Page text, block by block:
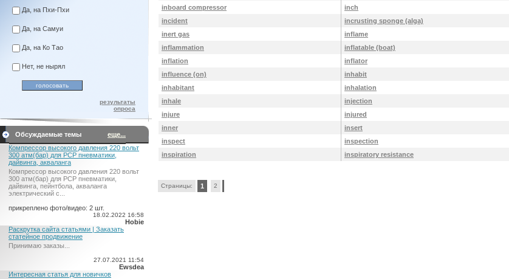
Да, на Пхи-Пхи
Да, на Самуи
Да, на Ко Тао
Нет, не нырял
результаты
опроса
Обсуждаемые темы
еще...
Компрессор высокого давления 220 вольт
300 атм(бар) для PCP пневматики,
дайвинга, акваланга
Компрессор высокого давления 220 вольт
300 атм(бар) для PCP пневматики,
дайвинга, пейнтбола, акваланга
электрический c...
прикреплено фото/видео: 2 шт.
18.02.2022 16:58
Hobie
Раскрутка сайта статьями | Заказать
статейное продвижение
Принимаю заказы...
27.07.2021 11:54
Ewsdea
Интересная статья для новичков
inboard compressor
inch
incident
incrusting sponge (alga)
inert gas
inflame
inflammation
inflatable (boat)
inflation
inflator
influence (on)
inhabit
inhabitant
inhalation
inhale
injection
injure
injured
inner
insert
inspect
inspection
inspiration
inspiratory resistance
Страницы: 1 2